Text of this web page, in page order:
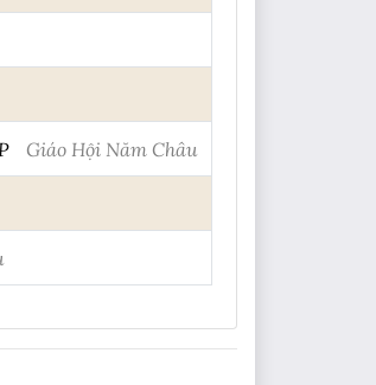
Giáo Hội Năm Châu